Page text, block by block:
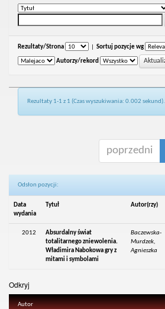
Rezultaty/Strona Sortuj pozycje wg
Autorzy/rekord
Rezultaty 1-1 z 1 (Czas wyszukiwania: 0.002 sekund).
poprzedni
Odsłon pozycji:
Data
wydania
Tytuł Autor(rzy)
2012
Absurdalny świat
totalitarnego zniewolenia.
Władimira Nabokowa gry z
mitami i symbolami
Baczewska-
Murdzek,
Agnieszka
Odkryj
Autor